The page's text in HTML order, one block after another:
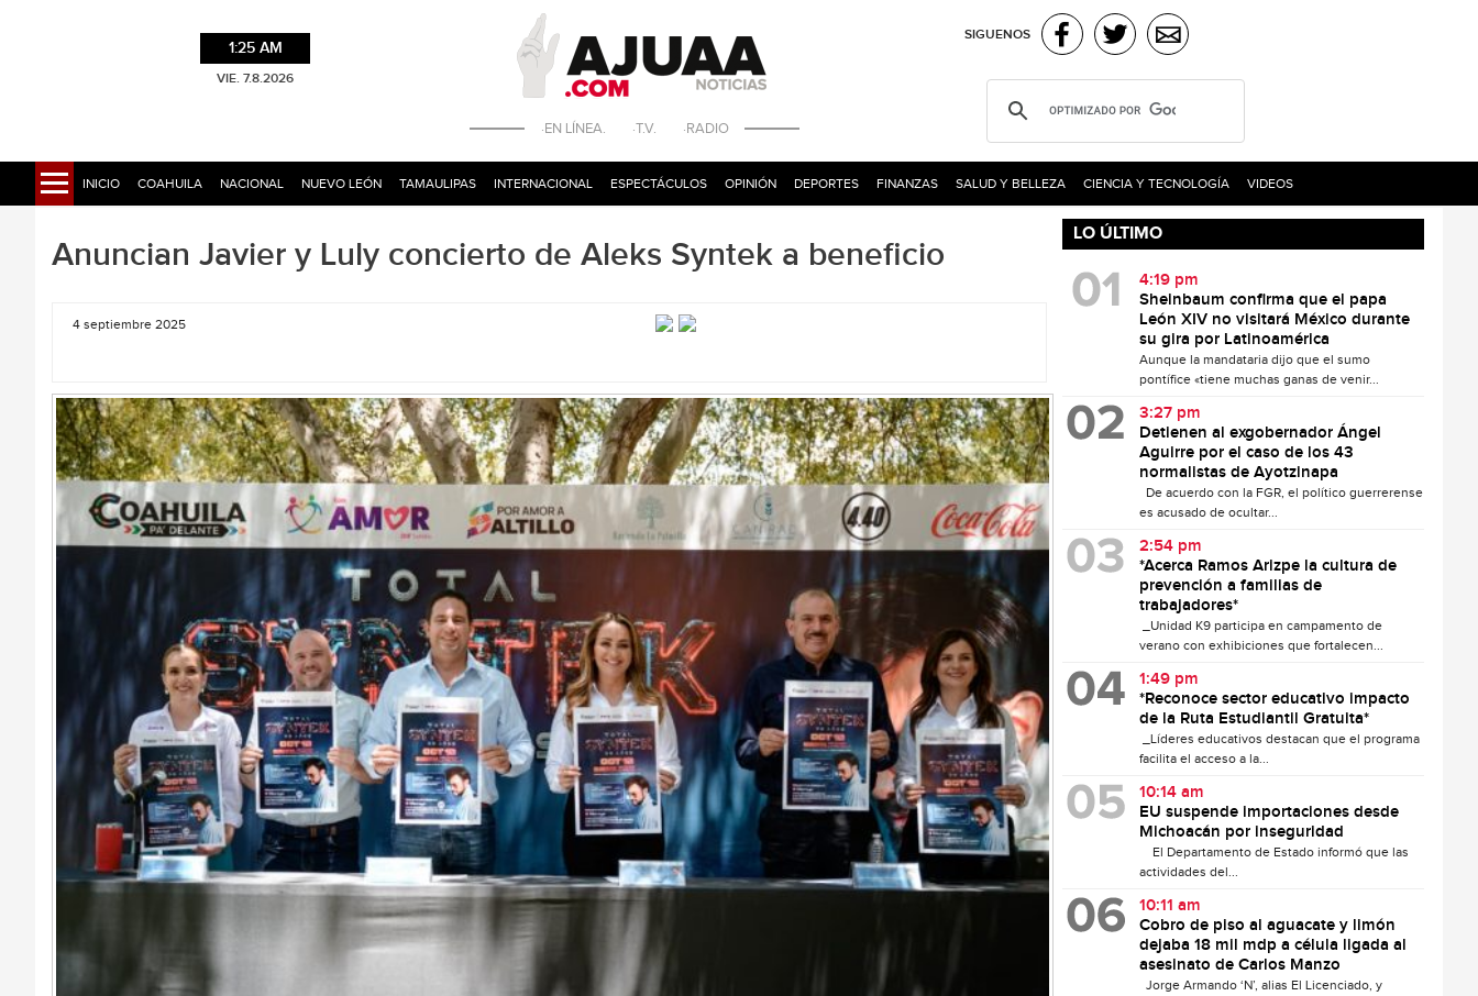
1:25 AM
VIE. 7.8.2026
·EN LÍNEA. ·T.V. ·RADIO
SIGUENOS
INICIO COAHUILA NACIONAL NUEVO LEÓN TAMAULIPAS INTERNACIONAL ESPECTÁCULOS OPINIÓN DEPORTES FINANZAS SALUD Y BELLEZA CIENCIA Y TECNOLOGÍA VIDEOS
Anuncian Javier y Luly concierto de Aleks Syntek a beneficio
4 septiembre 2025
LO ÚLTIMO
4:19 pm
Sheinbaum confirma que el papa
León XIV no visitará México durante
su gira por Latinoamérica
Aunque la mandataria dijo que el sumo
pontífice «tiene muchas ganas de venir...
3:27 pm
Detienen al exgobernador Ángel
Aguirre por el caso de los 43
normalistas de Ayotzinapa
De acuerdo con la FGR, el político guerrerense
es acusado de ocultar...
2:54 pm
*Acerca Ramos Arizpe la cultura de
prevención a familias de
trabajadores*
_Unidad K9 participa en campamento de
verano con exhibiciones que fortalecen...
1:49 pm
*Reconoce sector educativo impacto
de la Ruta Estudiantil Gratuita*
_Líderes educativos destacan que el programa
facilita el acceso a la...
10:14 am
EU suspende importaciones desde
Michoacán por inseguridad
El Departamento de Estado informó que las
actividades del...
10:11 am
Cobro de piso al aguacate y limón
dejaba 18 mil mdp a célula ligada al
asesinato de Carlos Manzo
Jorge Armando ‘N’, alias El Licenciado, y